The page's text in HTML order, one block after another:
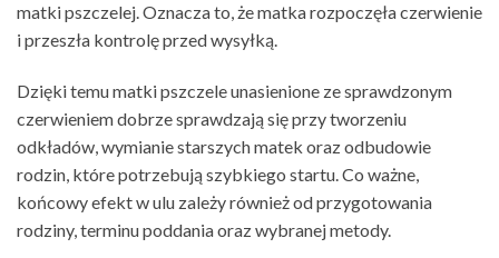
matki pszczelej. Oznacza to, że matka rozpoczęła czerwienie
i przeszła kontrolę przed wysyłką.
Dzięki temu matki pszczele unasienione ze sprawdzonym
czerwieniem dobrze sprawdzają się przy tworzeniu
odkładów, wymianie starszych matek oraz odbudowie
rodzin, które potrzebują szybkiego startu. Co ważne,
końcowy efekt w ulu zależy również od przygotowania
rodziny, terminu poddania oraz wybranej metody.